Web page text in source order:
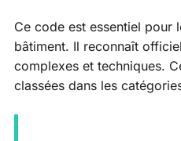
Ce code est essentiel pour
bâtiment. Il reconnaît
complexes et techniques.
classées dans les